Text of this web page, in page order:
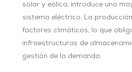
solar y eólica, introduce una
sistema eléctrico. La
factores climáticos, lo que
infraestructuras de
gestión de la demanda.